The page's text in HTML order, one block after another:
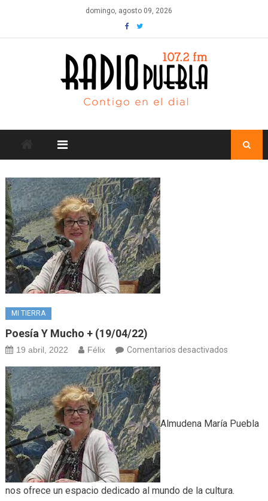
content
domingo, agosto 09, 2026
MI TIERRA
Poesía Y Mucho + (19/04/22)
19 abril, 2022 Félix Comentarios desactivadosen
(19/04/
Almudena María Puebla
nos ofrece un espacio dedicado al mundo de la cultura.